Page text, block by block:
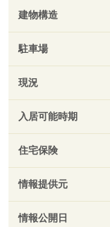
建物構造
駐車場
現況
入居可能時期
住宅保険
情報提供元
情報公開日